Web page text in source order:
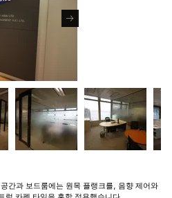
간과 보드룸에는 원목 플랭크를, 음향 제어와